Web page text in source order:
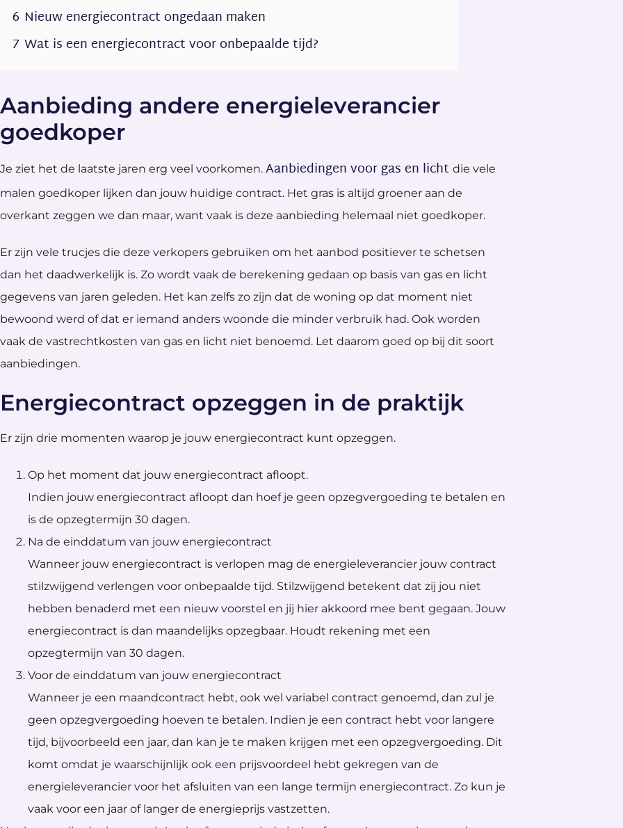
6 Nieuw energiecontract ongedaan maken
7 Wat is een energiecontract voor onbepaalde tijd?
Aanbieding andere energieleverancier
goedkoper
Je ziet het de laatste jaren erg veel voorkomen. Aanbiedingen voor gas en licht die vele
malen goedkoper lijken dan jouw huidige contract. Het gras is altijd groener aan de
overkant zeggen we dan maar, want vaak is deze aanbieding helemaal niet goedkoper.
Er zijn vele trucjes die deze verkopers gebruiken om het aanbod positiever te schetsen
dan het daadwerkelijk is. Zo wordt vaak de berekening gedaan op basis van gas en licht
gegevens van jaren geleden. Het kan zelfs zo zijn dat de woning op dat moment niet
bewoond werd of dat er iemand anders woonde die minder verbruik had. Ook worden
vaak de vastrechtkosten van gas en licht niet benoemd. Let daarom goed op bij dit soort
aanbiedingen.
Energiecontract opzeggen in de praktijk
Er zijn drie momenten waarop je jouw energiecontract kunt opzeggen.
Op het moment dat jouw energiecontract afloopt.
Indien jouw energiecontract afloopt dan hoef je geen opzegvergoeding te betalen en
is de opzegtermijn 30 dagen.
Na de einddatum van jouw energiecontract
Wanneer jouw energiecontract is verlopen mag de energieleverancier jouw contract
stilzwijgend verlengen voor onbepaalde tijd. Stilzwijgend betekent dat zij jou niet
hebben benaderd met een nieuw voorstel en jij hier akkoord mee bent gegaan. Jouw
energiecontract is dan maandelijks opzegbaar. Houdt rekening met een
opzegtermijn van 30 dagen.
Voor de einddatum van jouw energiecontract
Wanneer je een maandcontract hebt, ook wel variabel contract genoemd, dan zul je
geen opzegvergoeding hoeven te betalen. Indien je een contract hebt voor langere
tijd, bijvoorbeeld een jaar, dan kan je te maken krijgen met een opzegvergoeding. Dit
komt omdat je waarschijnlijk ook een prijsvoordeel hebt gekregen van de
energieleverancier voor het afsluiten van een lange termijn energiecontract. Zo kun je
vaak voor een jaar of langer de energieprijs vastzetten.